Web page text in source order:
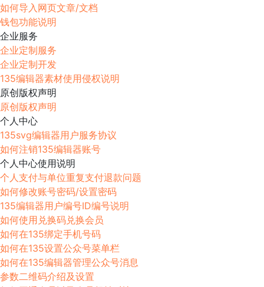
如何导入网页文章/文档
钱包功能说明
企业服务
企业定制服务
企业定制开发
135编辑器素材使用侵权说明
原创版权声明
原创版权声明
个人中心
135svg编辑器用户服务协议
如何注销135编辑器账号
个人中心使用说明
个人支付与单位重复支付退款问题
如何修改账号密码/设置密码
135编辑器用户编号ID编号说明
如何使用兑换码兑换会员
如何在135绑定手机号码
如何在135设置公众号菜单栏
如何在135编辑器管理公众号消息
参数二维码介绍及设置